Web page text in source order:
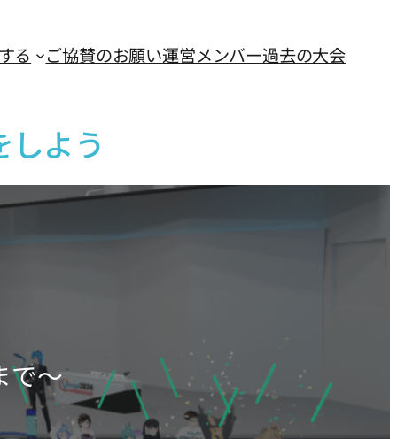
る ご協賛のお願い運営メンバー過去の大会
よう
で〜